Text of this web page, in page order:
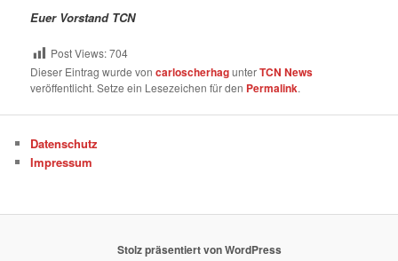
Euer Vorstand TCN
Post Views:704
Dieser Eintrag wurde voncarloscherhagunterTCN News
veröffentlicht. Setze ein Lesezeichen für den Permalink.
Datenschutz
Impressum
Stolz präsentiert von WordPress